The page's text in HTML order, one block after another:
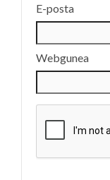
E-posta
Webgunea